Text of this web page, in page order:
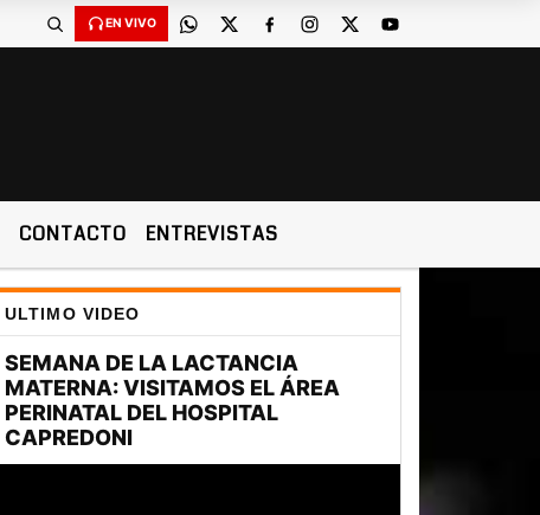
EN VIVO
CONTACTO ENTREVISTAS
ULTIMO VIDEO